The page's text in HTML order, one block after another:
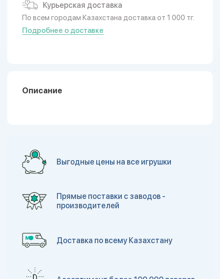
Курьерская доставка
По всем городам Казахстана доставка от 1 000 тг.
Подробнее о доставке
Описание
Выгодные цены на все игрушки
Прямые поставки с заводов -
производителей
Доставка по всему Казахстану